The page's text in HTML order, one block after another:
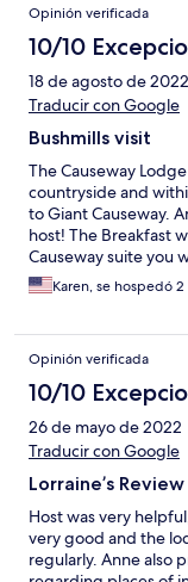
Opinión verificada
10/10
18 de agosto de 2022
Traducir con Google
Bushmills visit
The Causeway
countryside and
to Giant Causeway.
host! The Breakfast
Causeway suite you
Karen, se hospedó
Opinión verificada
10/10
26 de mayo de 2022
Traducir con Google
Lorraine’s Review
Host was very
very good and the
regularly. Anne also